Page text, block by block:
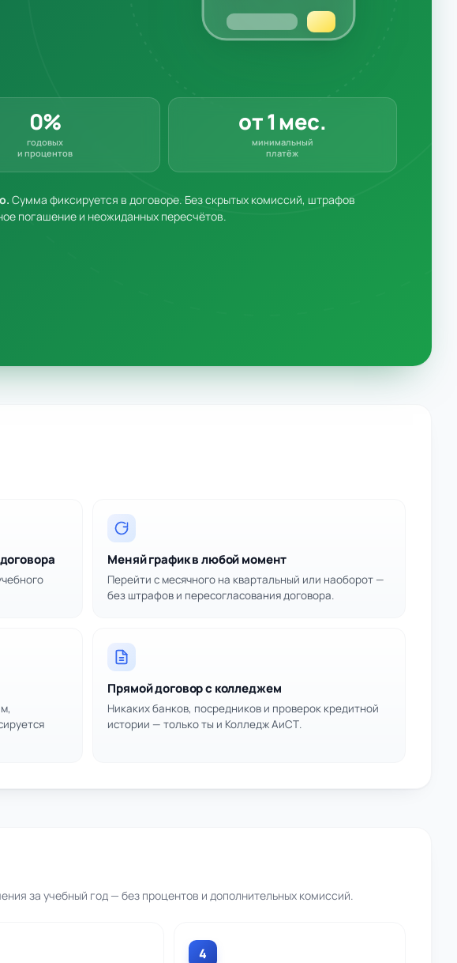
0%
годовых
и процентов
от 1 мес.
минимальный
платёж
Сумма фиксируется в договоре. Без скрытых комиссий, штрафов
погашение и неожиданных пересчётов.
Меняй график в любой момент
Перейти с месячного на квартальный или наоборот —
без штрафов и пересогласования договора.
Прямой договор с колледжем
Никаких банков, посредников и проверок кредитной
истории — только ты и Колледж АиСТ.
за учебный год — без процентов и дополнительных комиссий.
4